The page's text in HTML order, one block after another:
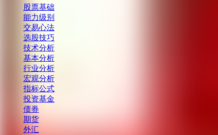
股票基础
能力级别
交易心法
选股技巧
技术分析
基本分析
行业分析
宏观分析
指标公式
投资基金
债券
期货
外汇